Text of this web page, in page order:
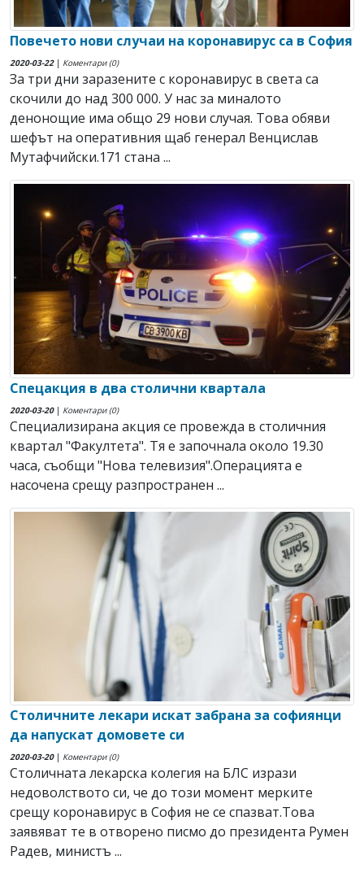
Повечето нови случаи на коронавирус са в София
2020-03-22| Коментари (0)
За три дни заразените с коронавирус в света са
скочили до над 300 000. У нас за миналото
денонощие има общо 29 нови случая. Това обяви
шефът на оперативния щаб генерал Венцислав
Мутафчийски.171 стана ...
Спецакция в два столични квартала
2020-03-20| Коментари (0)
Специализирана акция се провежда в столичния
квартал "Факултета". Тя е започнала около 19.30
часа, съобщи "Нова телевизия".Операцията е
насочена срещу разпространен ...
Столичните лекари искат забрана за софиянци
да напускат домовете си
2020-03-20| Коментари (0)
Столичната лекарска колегия на БЛС изрази
недоволството си, че до този момент мерките
срещу коронавирус в София не се спазват.Това
заявяват те в отворено писмо до президента Румен
Радев, министъ ...